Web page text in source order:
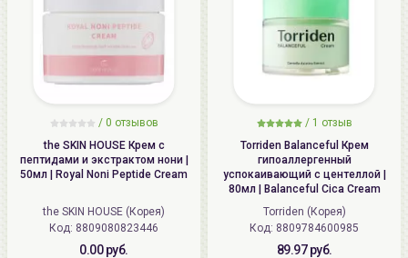
/ 0 отзывов
the SKIN HOUSE Крем с
пептидами и экстрактом нони |
50мл | Royal Noni Peptide Cream
the SKIN HOUSE (Корея)
Код: 8809080823446
0.00 руб.
/ 1 отзыв
Torriden Balanceful Крем
гипоаллергенный
успокаивающий с центеллой |
80мл | Balanceful Cica Cream
Torriden (Корея)
Код: 8809784600985
89.97 руб.